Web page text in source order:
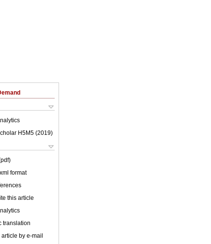
H5M5 (2019)
format
this article
translation
by e-mail